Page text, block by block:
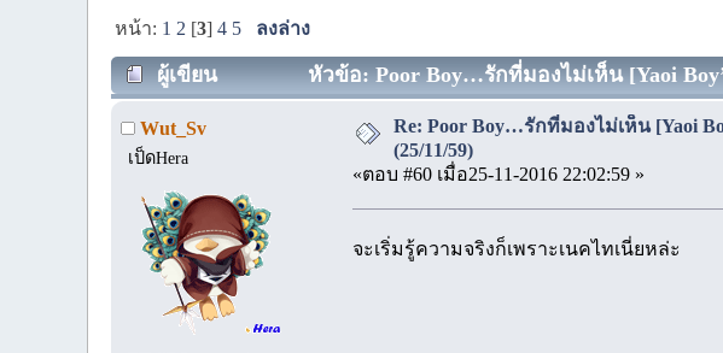
หน้า: 1 2 [3]4 5 ลงล่าง
ผู้เขียน หัวข้อ: Poor Boy…รักที่มองไม่เห็น [Yaoi
Wut_Sv
เป็ดHera
Re: Poor Boy…รักที่มองไม่เห็น [Yaoi
(25/11/59)
«ตอบ #60 เมื่อ25-11-2016 22:02:59 »
จะเริ่มรู้ความจริงก็เพราะเนคไทเนี่ยหล่ะ